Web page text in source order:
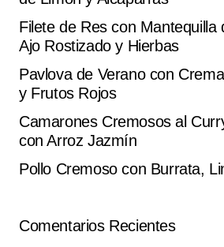
Submit Comment
Filete de Res con Mantequilla
Ajo Rostizado y Hierbas
Pavlova de Verano con
y Frutos Rojos
Camarones Cremosos al
con Arroz Jazmín
Pollo Cremoso con Burrata,
Comentarios Recientes